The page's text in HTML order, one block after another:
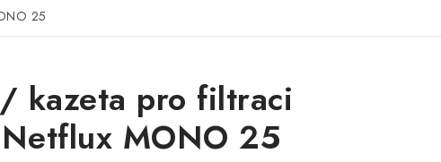
25
kazeta pro filtraci
MONO 25